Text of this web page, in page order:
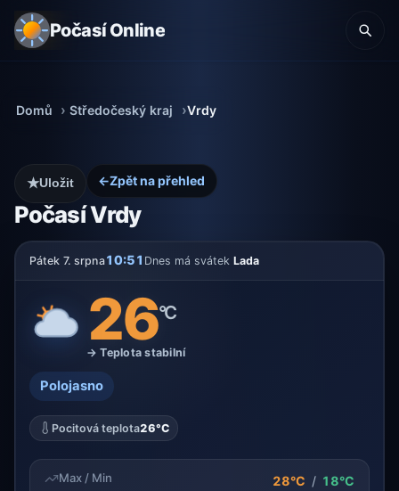
Počasí Online
Domů Středočeský kraj Vrdy
←Zpět na přehled
Počasí Vrdy
★Uložit
Pátek 7. srpna10:51 Dnes má svátek Lada
26°C
→ Teplota stabilní
Polojasno
Pocitová teplota26°C
Max / Min 28°C / 18°C